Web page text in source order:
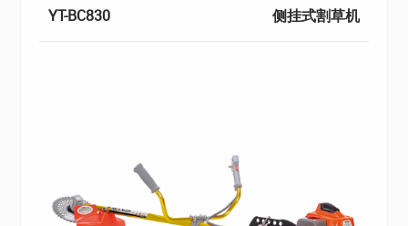
YT-BC830 侧挂式割草机